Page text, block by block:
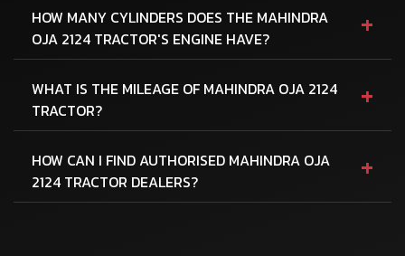
HOW MANY CYLINDERS DOES THE MAHINDRA
OJA 2124 TRACTOR'S ENGINE HAVE?
+
WHAT IS THE MILEAGE OF MAHINDRA OJA 2124
TRACTOR?
+
HOW CAN I FIND AUTHORISED MAHINDRA OJA
2124 TRACTOR DEALERS?
+